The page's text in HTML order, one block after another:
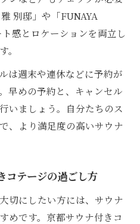
ナで心も体もリセット
別邸」や「FUNAYA
感とロケーションを両立し
。
は週末や連休などに予約が
早めの予約と、キャンセル
いましょう。自分たちのス
、より満足度の高いサウナ
コテージの過ごし方
切にしたい方には、サウナ
めです。京都サウナ付きコ